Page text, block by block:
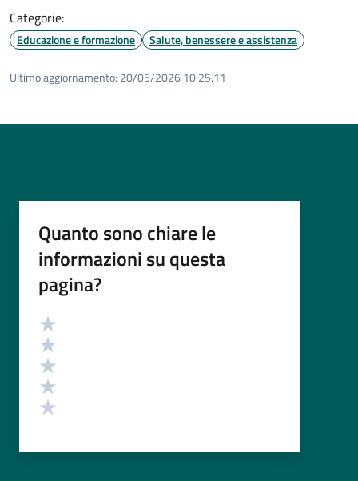
Categorie:
Educazione e formazione Salute, benessere e assistenza
Ultimo aggiornamento: 20/05/2026 10:25.11
Quanto sono chiare le
informazioni su questa
pagina?
Valutazione